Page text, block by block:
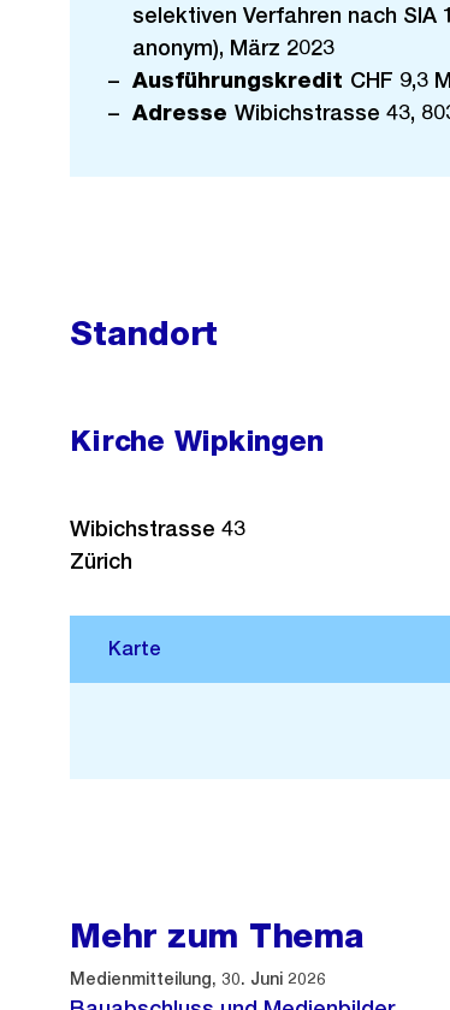
selektiven Verfahren nach SIA
anonym), März 2023
Ausführungskredit CHF 9,3
AdresseWibichstrasse 43,
Standort
Kirche Wipkingen
Wibichstrasse 43
Zürich
Mehr zum Thema
Medienmitteilung, 30. Juni 2026